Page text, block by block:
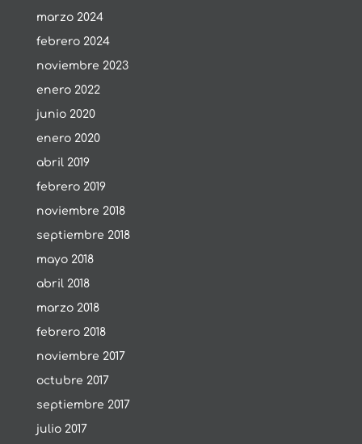
marzo 2024
febrero 2024
noviembre 2023
enero 2022
junio 2020
enero 2020
abril 2019
febrero 2019
noviembre 2018
septiembre 2018
mayo 2018
abril 2018
marzo 2018
febrero 2018
noviembre 2017
octubre 2017
septiembre 2017
julio 2017